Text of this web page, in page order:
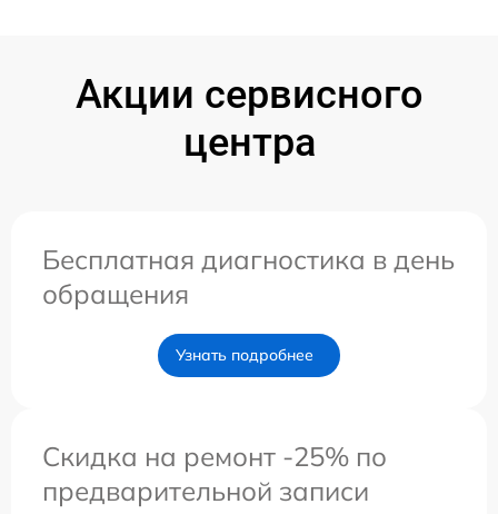
Акции сервисного
центра
Бесплатная диагностика в день
обращения
Узнать подробнее
Скидка на ремонт -25% по
предварительной записи